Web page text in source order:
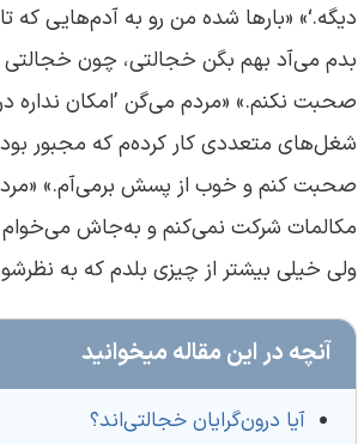
دیگه.‘» «بارها شده من رو به آدم‌هایی که
بدم می‌آد بهم بگن خجالتی، چون خجالتی
صحبت نکنم.» «مردم می‌گن ’امکان نداره
شغل‌های متعددی کار کرده‌م که مجبور
صحبت کنم و خوب از پسش برمی‌آم.»
مکالمات شرکت نمی‌کنم و به‌جاش
ولی خیلی بیشتر از چیزی بلدم که به
آنچه در این مقاله میخوانید
آیا درون‌گرایان خجالتی‌اند؟